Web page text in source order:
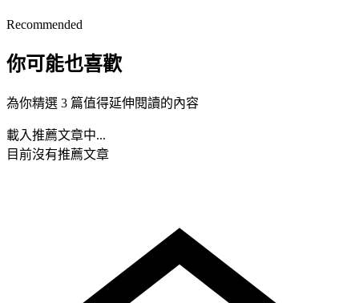
Recommended
你可能也喜歡
為你精選 3 篇值得延伸閱讀的內容
載入推薦文章中...
目前沒有推薦文章